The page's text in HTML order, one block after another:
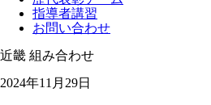
指導者講習
お問い合わせ
近畿 組み合わせ
2024年11月29日